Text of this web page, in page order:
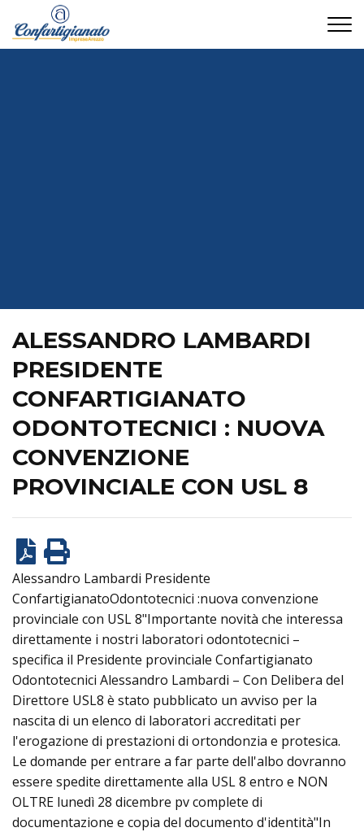
ALESSANDRO LAMBARDI
PRESIDENTE
CONFARTIGIANATO
ODONTOTECNICI : NUOVA
CONVENZIONE
PROVINCIALE CON USL 8
Alessandro Lambardi Presidente
ConfartigianatoOdontotecnici :nuova convenzione
provinciale con USL 8"Importante novità che interessa
direttamente i nostri laboratori odontotecnici –
specifica il Presidente provinciale Confartigianato
Odontotecnici Alessandro Lambardi – Con Delibera del
Direttore USL8 è stato pubblicato un avviso per la
nascita di un elenco di laboratori accreditati per
l'erogazione di prestazioni di ortondonzia e protesica.
Le domande per entrare a far parte dell'albo dovranno
essere spedite direttamente alla USL 8 entro e NON
OLTRE lunedì 28 dicembre pv complete di
documentazione e copia del documento d'identità"In